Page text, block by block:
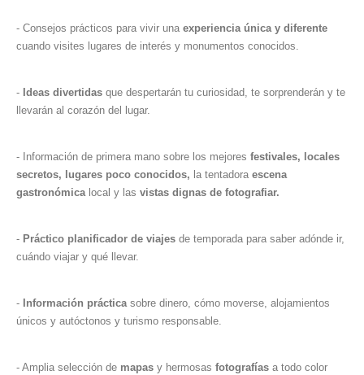
- Consejos prácticos para vivir una experiencia única y diferente
cuando visites lugares de interés y monumentos conocidos.
- Ideas divertidas que despertarán tu curiosidad, te sorprenderán y te
llevarán al corazón del lugar.
- Información de primera mano sobre los mejores festivales, locales
secretos, lugares poco conocidos, la tentadora escena
gastronómicalocal y las vistas dignas de fotografiar.
- Práctico planificador de viajes de temporada para saber adónde ir,
cuándo viajar y qué llevar.
- Información prácticasobre dinero, cómo moverse, alojamientos
únicos y autóctonos y turismo responsable.
- Amplia selección de mapas y hermosas fotografías a todo color